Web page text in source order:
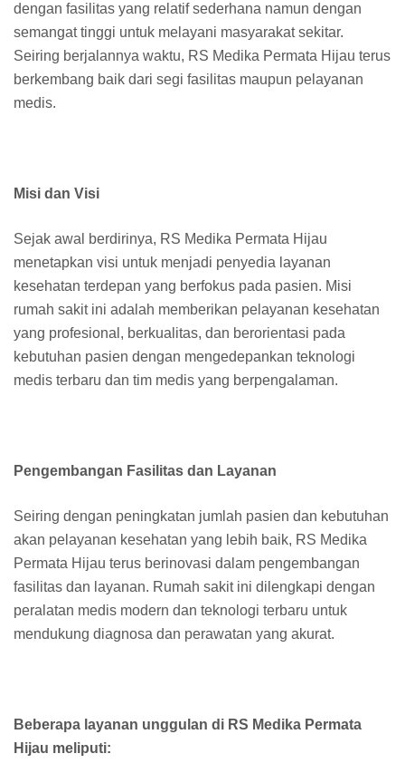
dengan fasilitas yang relatif sederhana namun dengan
semangat tinggi untuk melayani masyarakat sekitar.
Seiring berjalannya waktu, RS Medika Permata Hijau terus
berkembang baik dari segi fasilitas maupun pelayanan
medis.
Misi dan Visi
Sejak awal berdirinya, RS Medika Permata Hijau
menetapkan visi untuk menjadi penyedia layanan
kesehatan terdepan yang berfokus pada pasien. Misi
rumah sakit ini adalah memberikan pelayanan kesehatan
yang profesional, berkualitas, dan berorientasi pada
kebutuhan pasien dengan mengedepankan teknologi
medis terbaru dan tim medis yang berpengalaman.
Pengembangan Fasilitas dan Layanan
Seiring dengan peningkatan jumlah pasien dan kebutuhan
akan pelayanan kesehatan yang lebih baik, RS Medika
Permata Hijau terus berinovasi dalam pengembangan
fasilitas dan layanan. Rumah sakit ini dilengkapi dengan
peralatan medis modern dan teknologi terbaru untuk
mendukung diagnosa dan perawatan yang akurat.
Beberapa layanan unggulan di RS Medika Permata
Hijau meliputi: